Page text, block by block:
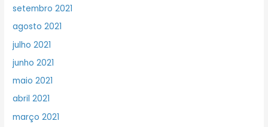
setembro 2021
agosto 2021
julho 2021
junho 2021
maio 2021
abril 2021
março 2021